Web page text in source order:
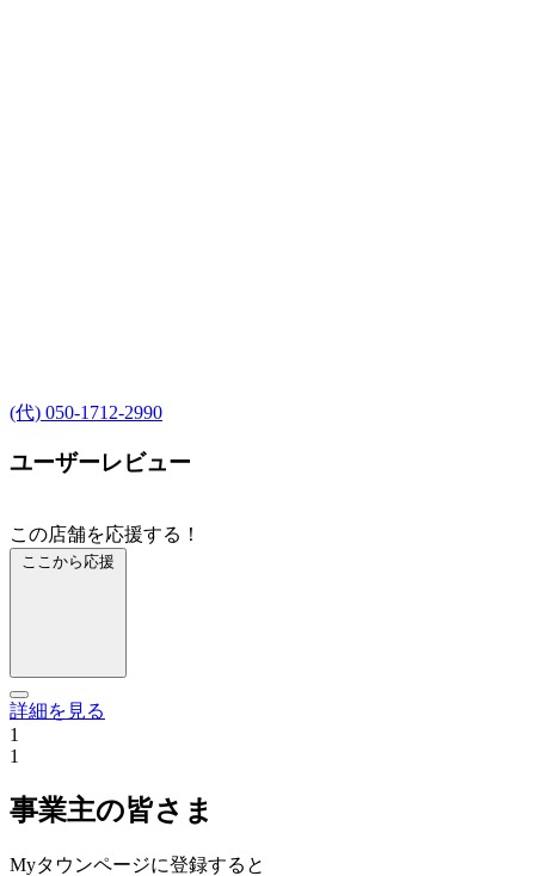
(代) 050-1712-2990
ユーザーレビュー
この店舗を応援する！
ここから応援
詳細を見る
1
1
事業主の皆さま
Myタウンページに登録すると